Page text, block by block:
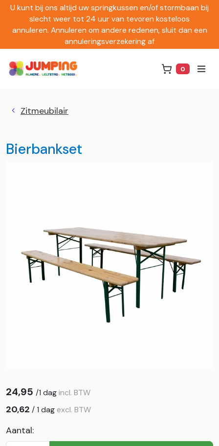
U kunt bij ons altijd uw springkussen en/of stormbaan bij
slecht weer tot 24 uur van tevoren kosteloos
annuleren. Annuleren om andere redenen, sluit dan een
annuleringsverzekering af
0
Zitmeubilair
Bierbankset
24,95 /1 dagincl. BTW
20,62 /1 dag excl. BTW
Aantal: